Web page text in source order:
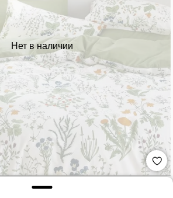
Нет в наличии